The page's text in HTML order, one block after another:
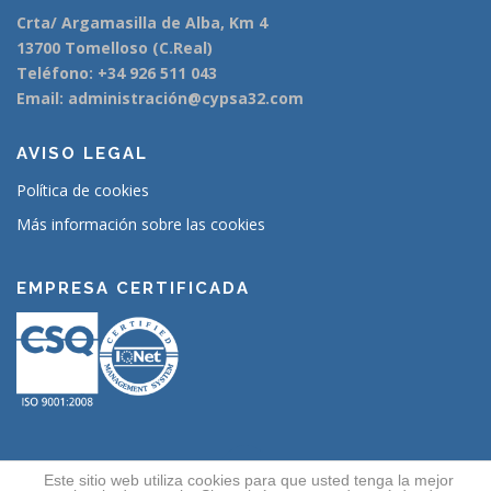
Crta/ Argamasilla de Alba, Km 4
13700 Tomelloso (C.Real)
Teléfono: +34 926 511 043
Email: administración@cypsa32.com
AVISO LEGAL
Política de cookies
Más información sobre las cookies
EMPRESA CERTIFICADA
Este sitio web utiliza cookies para que usted tenga la mejor